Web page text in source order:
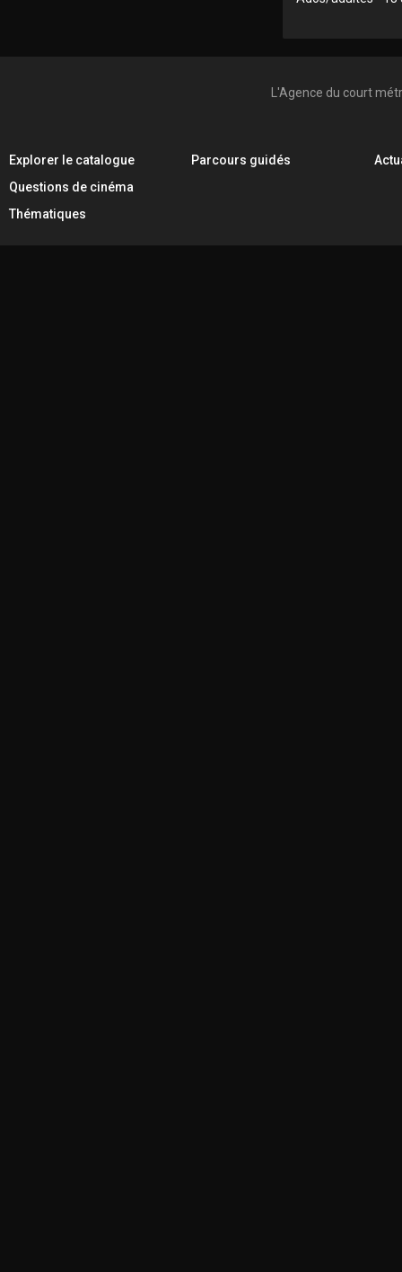
L'Agence du court
Explorer le catalogue
Questions de cinéma
Thématiques
Parcours guidés